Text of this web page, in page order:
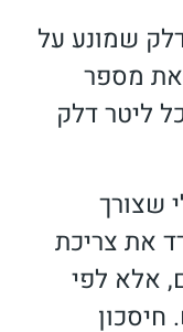
שמונע על
מספר
ליטר דלק
שצורך
את צריכת
אלא לפי